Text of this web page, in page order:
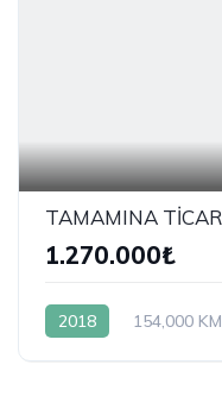
1.270.000₺
2018 154,000 KM